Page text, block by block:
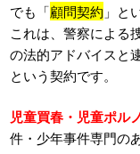
でも「顧問契約 」と
これは、警察による
の法的アドバイスと
という契約です。
児童買春・児童ポル
件・少年事件専門の